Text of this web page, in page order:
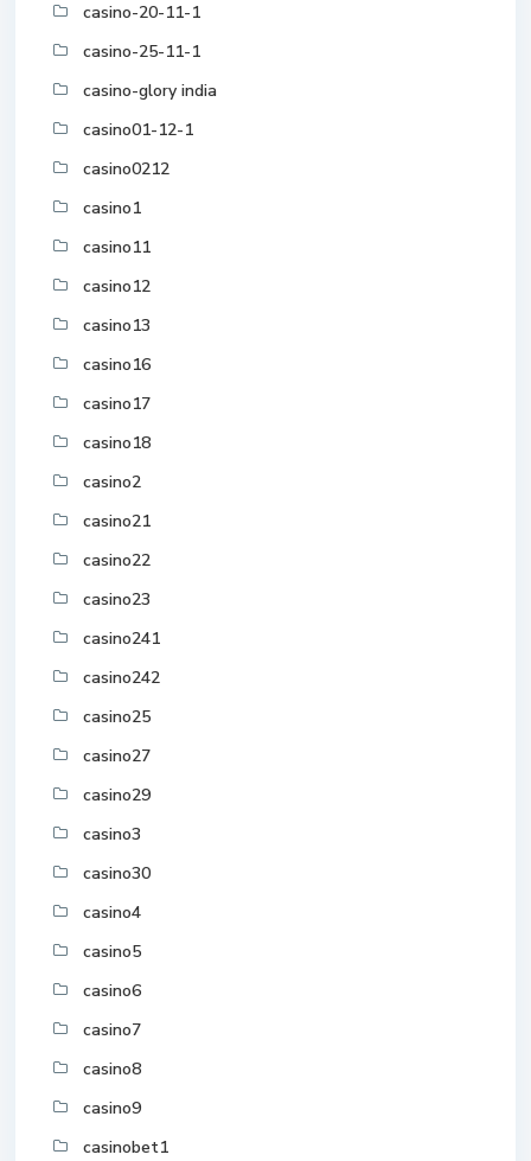
casino-20-11-1
casino-25-11-1
casino-glory india
casino01-12-1
casino0212
casino1
casino11
casino12
casino13
casino16
casino17
casino18
casino2
casino21
casino22
casino23
casino241
casino242
casino25
casino27
casino29
casino3
casino30
casino4
casino5
casino6
casino7
casino8
casino9
casinobet1